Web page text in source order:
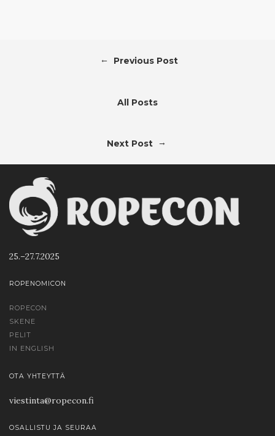
← Previous Post
All Posts
Next Post →
25.–27.7.2025
ROPENOMICON
ROPECON
SKENE
PELIT
IN ENGLISH
OTA YHTEYTTÄ
viestinta@ropecon.fi
OSALLISTU JA SEURAA